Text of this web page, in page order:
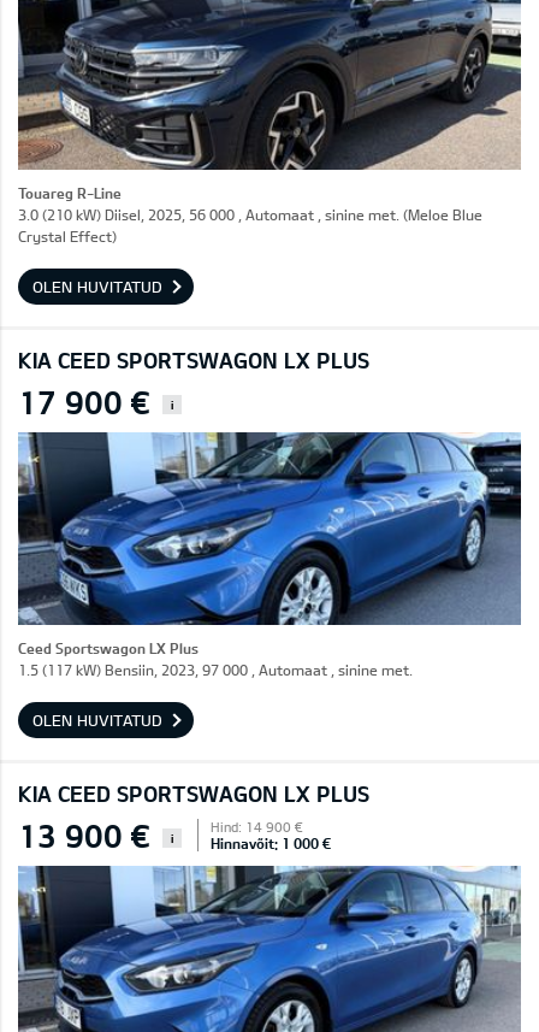
Touareg R-Line
3.0 (210 kW) Diisel, 2025, 56 000 , Automaat , sinine met. (Meloe Blue
Crystal Effect)
OLEN HUVITATUD
KIA CEED SPORTSWAGON LX PLUS
17 900 € i
Ceed Sportswagon LX Plus
1.5 (117 kW) Bensiin, 2023, 97 000 , Automaat , sinine met.
OLEN HUVITATUD
KIA CEED SPORTSWAGON LX PLUS
13 900 € i
Hind: 14 900 €
Hinnavõit: 1 000 €